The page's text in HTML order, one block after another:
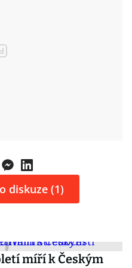
diskuze (1)
míří k Českým